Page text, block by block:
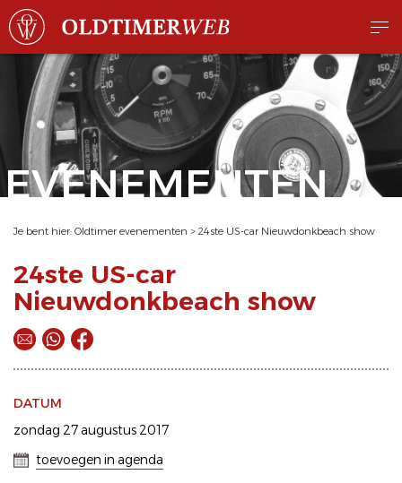
EVENEMENTEN
Je bent hier: Oldtimer evenementen > 24ste US-car Nieuwdonkbeach show
24ste US-car
Nieuwdonkbeach show
DATUM
zondag 27 augustus 2017
toevoegen in agenda